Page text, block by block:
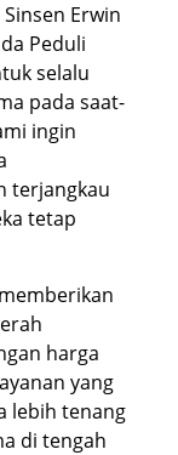
Erwin
Peduli
selalu
pada saat-
ingin
terjangkau
tetap
harga
yang
lebih tenang
di tengah